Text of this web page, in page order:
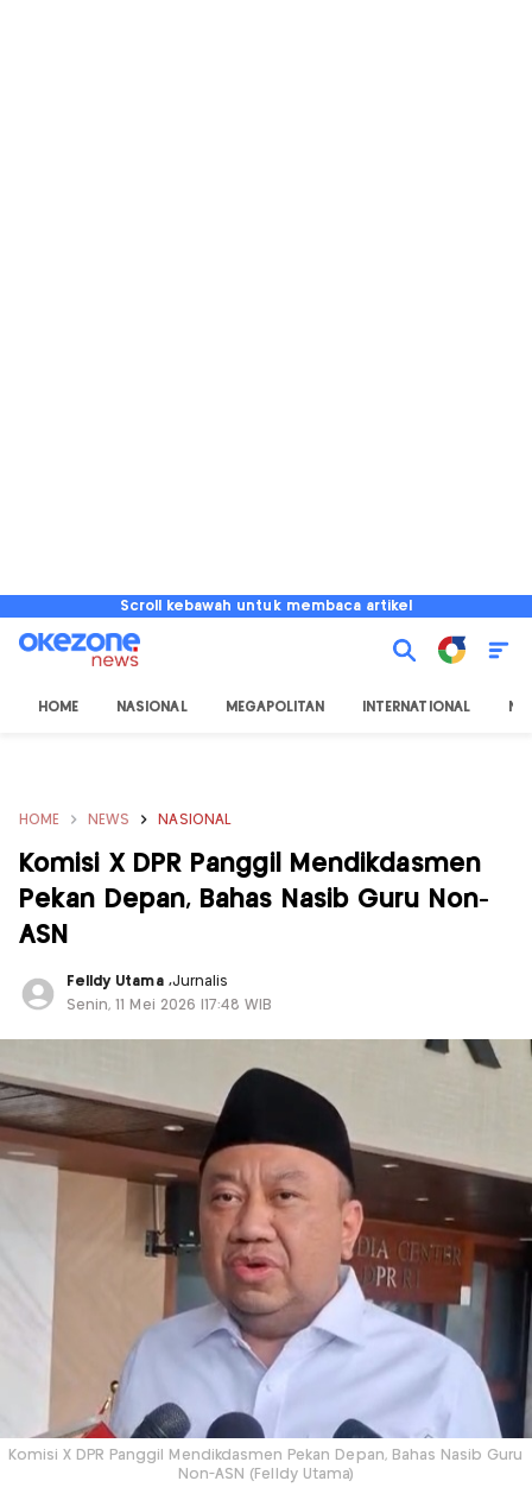
Scroll kebawah untuk membaca artikel
HOME NASIONAL MEGAPOLITAN INTERNATIONAL
HOME NEWS NASIONAL
Komisi X DPR Panggil Mendikdasmen
Pekan Depan, Bahas Nasib Guru Non-
ASN
Felldy Utama ,Jurnalis
Senin, 11 Mei 2026 |17:48 WIB
Komisi X DPR Panggil Mendikdasmen Pekan Depan, Bahas Nasib Guru
Non-ASN (Felldy Utama)